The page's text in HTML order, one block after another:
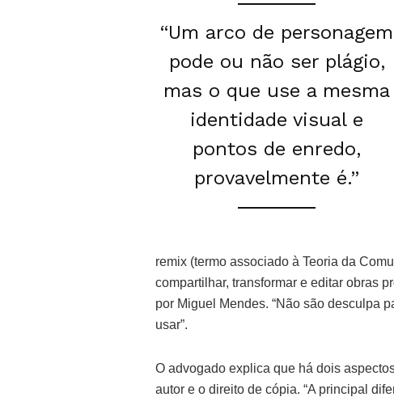
“Um arco de personagem
pode ou não ser plágio,
mas o que use a mesma
identidade visual e
pontos de enredo,
provavelmente é.”
remix (termo associado à Teoria da
compartilhar, transformar e editar obras
por Miguel Mendes. “Não são desculpa
usar”.
O advogado explica que há dois
autor e o direito de cópia. “A principal